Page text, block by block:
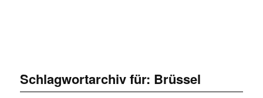
Schlagwortarchiv für: Brüssel